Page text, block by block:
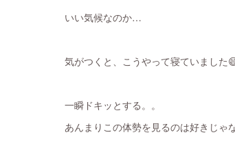
いい気候なのか…
気がつくと、こうやって寝ていました
一瞬ドキッとする。。
あんまりこの体勢を見るのは好きじゃ